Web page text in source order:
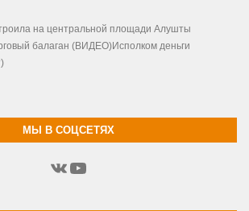
на центральной площади Алушты
балаган (ВИДЕО)Исполком деньги
МЫ В СОЦСЕТЯХ
ВКонтакте
YouTube